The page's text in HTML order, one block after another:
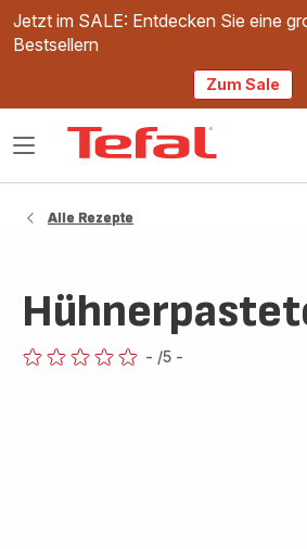
Jetzt im SALE: Entdecken Sie eine
Bestsellern
Zum Sale
Das
Alle Rezepte
- /5 -